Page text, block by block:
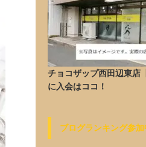
チョコザップ西田辺東店
に入会はココ！
ブログランキング参加